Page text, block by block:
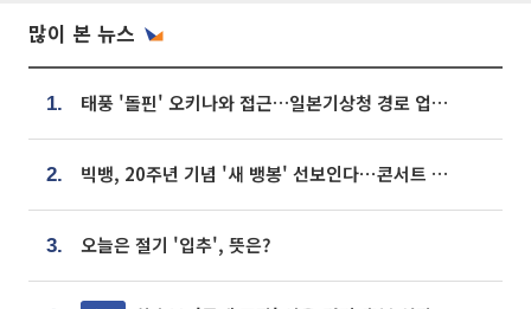
많이 본 뉴스
1. 태풍 '돌핀' 오키나와 접근…일본기상청 경로 업데이트
2. 빅뱅, 20주년 기념 '새 뱅봉' 선보인다⋯콘서트 앞두고 팝업 개최
3. 오늘은 절기 '입추', 뜻은?